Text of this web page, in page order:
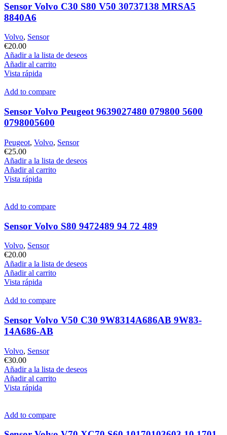
Sensor Volvo C30 S80 V50 30737138 MRSA5
8840A6
Volvo, Sensor
€20.00
Añadir a la lista de deseos
Añadir al carrito
Vista rápida
Add to compare
Sensor Volvo Peugeot 9639027480 079800 5600
0798005600
Peugeot, Volvo, Sensor
€25.00
Añadir a la lista de deseos
Añadir al carrito
Vista rápida
Add to compare
Sensor Volvo S80 9472489 94 72 489
Volvo, Sensor
€20.00
Añadir a la lista de deseos
Añadir al carrito
Vista rápida
Add to compare
Sensor Volvo V50 C30 9W8314A686AB 9W83-
14A686-AB
Volvo, Sensor
€30.00
Añadir a la lista de deseos
Añadir al carrito
Vista rápida
Add to compare